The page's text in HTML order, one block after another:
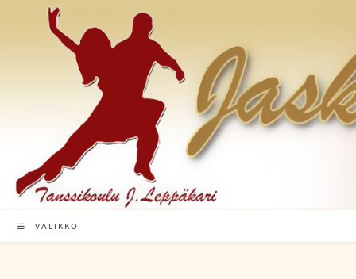
VALIKKO